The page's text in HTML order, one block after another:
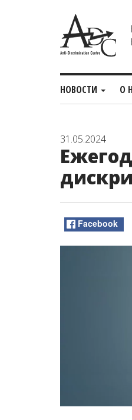
НОВОСТИ О
31.05.2024
Facebook